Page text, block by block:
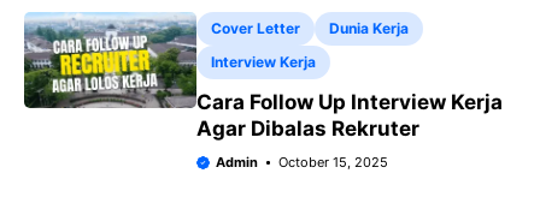
Cover Letter
Dunia Kerja
Interview Kerja
Cara Follow Up Interview Kerja
Agar Dibalas Rekruter
Admin October 15, 2025